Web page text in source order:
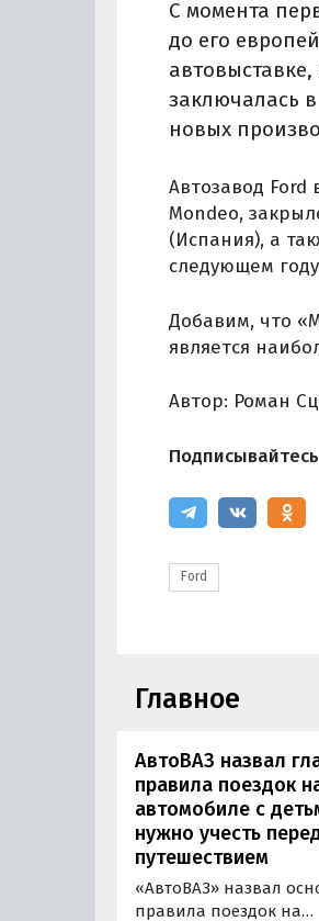
С момента
до его
заключалась
новых
Автозавод
Mondeo,
(Испания), а
следующем
Добавим, что
является
Автор: Роман
Ford
Главное
АвтоВАЗ назвал
правила поездок
автомобиле с
нужно учесть
путешествием
«АвтоВАЗ» назвал
правила поездок на